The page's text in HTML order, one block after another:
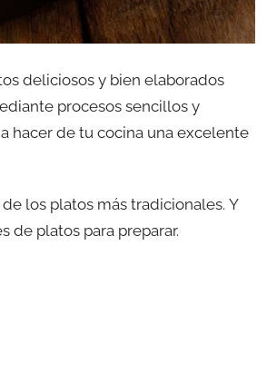
deliciosos y bien elaborados
procesos sencillos y
hacer de tu cocina una excelente
los platos más tradicionales. Y
de platos para preparar.